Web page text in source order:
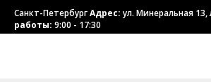
Санкт-ПетербургАдрес:ул. Минеральная 13,
работы: 9:00 - 17:30